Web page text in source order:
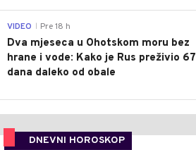
VIDEO Pre 18 h
Dva mjeseca u Ohotskom moru bez
hrane i vode: Kako je Rus preživio 67
dana daleko od obale
DNEVNI HOROSKOP